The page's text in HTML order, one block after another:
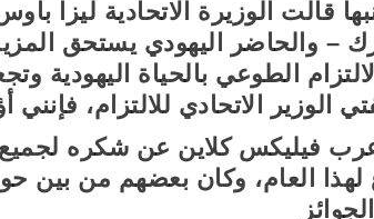
قالت الوزيرة الاتحادية ليزا
– والحاضر اليهودي يستحق
الطوعي بالحياة اليهودية